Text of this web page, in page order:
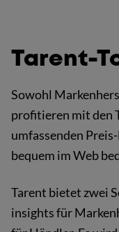
Tarent-
Sowohl
profitieren mit den
umfassenden
bequem im Web
Tarent bietet zwei
insights für